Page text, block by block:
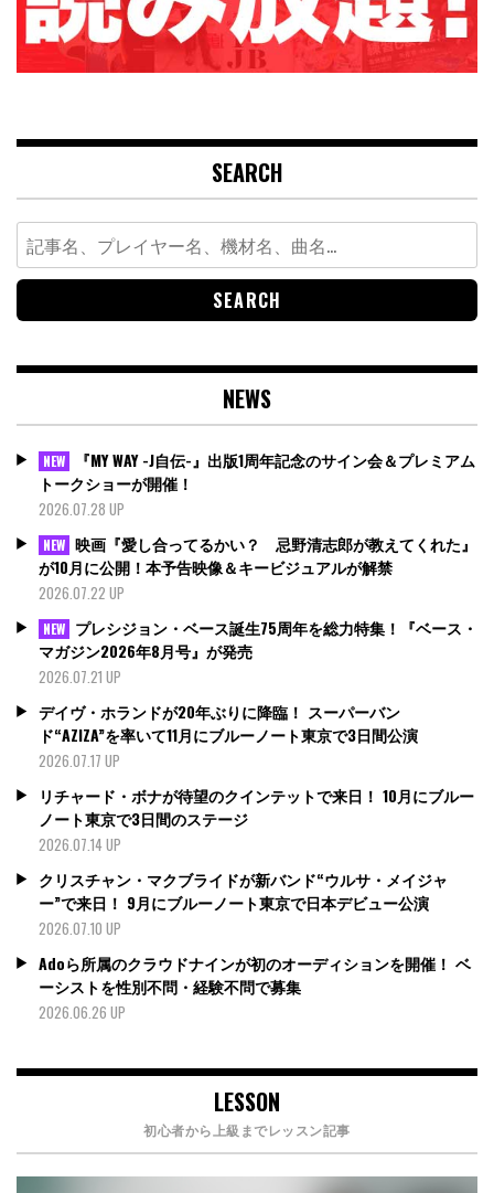
SEARCH
Search
for:
NEWS
NEW
『MY WAY -J自伝-』出版1周年記念のサイン会＆プレミアム
トークショーが開催！
2026.07.28 UP
NEW 映画『愛し合ってるかい？ 忌野清志郎が教えてくれた』
が10月に公開！本予告映像＆キービジュアルが解禁
2026.07.22 UP
NEW プレシジョン・ベース誕生75周年を総力特集！『ベース・
マガジン2026年8月号』が発売
2026.07.21 UP
デイヴ・ホランドが20年ぶりに降臨！ スーパーバン
ド“AZIZA”を率いて11月にブルーノート東京で3日間公演
2026.07.17 UP
リチャード・ボナが待望のクインテットで来日！ 10月にブルー
ノート東京で3日間のステージ
2026.07.14 UP
クリスチャン・マクブライドが新バンド“ウルサ・メイジャ
ー”で来日！ 9月にブルーノート東京で日本デビュー公演
2026.07.10 UP
Adoら所属のクラウドナインが初のオーディションを開催！ ベ
ーシストを性別不問・経験不問で募集
2026.06.26 UP
LESSON
初心者から上級までレッスン記事